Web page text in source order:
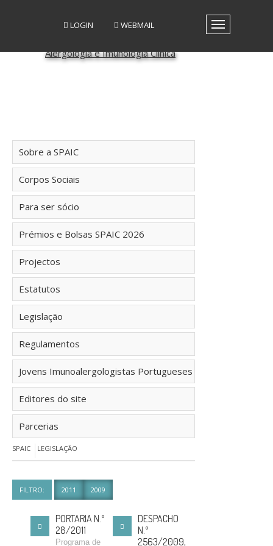
Toggle
GRUPOS DE INTERESSE
LOGIN WEBMAIL
Sobre a SPAIC
Corpos Sociais
Para ser sócio
Prémios e Bolsas SPAIC 2026
Projectos
Estatutos
Legislação
Regulamentos
Jovens Imunoalergologistas Portugueses
Editores do site
Parcerias
SPAIC LEGISLAÇÃO
FILTRO: 2011 2009
PORTARIA N.º
28/2011
Programa de
DESPACHO
N.º
2563/2009,